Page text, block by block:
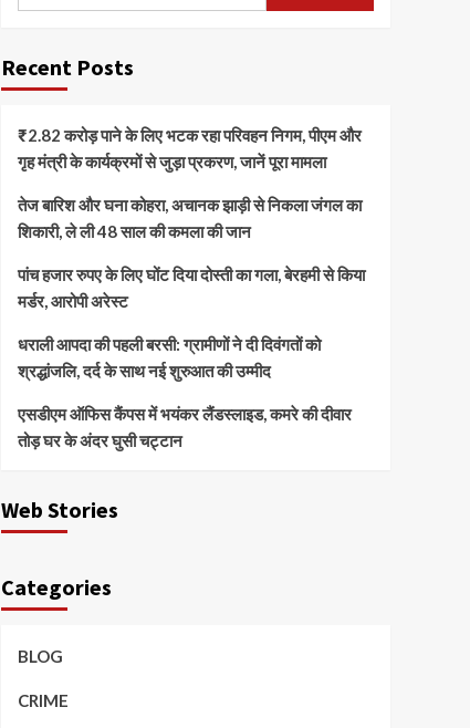
Recent Posts
₹2.82 करोड़ पाने के लिए भटक रहा परिवहन निगम, पीएम और
गृह मंत्री के कार्यक्रमों से जुड़ा प्रकरण, जानें पूरा मामला
तेज बारिश और घना कोहरा, अचानक झाड़ी से निकला जंगल का
शिकारी, ले ली 48 साल की कमला की जान
पांच हजार रुपए के लिए घोंट दिया दोस्ती का गला, बेरहमी से किया
मर्डर, आरोपी अरेस्ट
धराली आपदा की पहली बरसी: ग्रामीणों ने दी दिवंगतों को
श्रद्धांजलि, दर्द के साथ नई शुरुआत की उम्मीद
एसडीएम ऑफिस कैंपस में भयंकर लैंडस्लाइड, कमरे की दीवार
तोड़ घर के अंदर घुसी चट्टान
Web Stories
Categories
BLOG
CRIME